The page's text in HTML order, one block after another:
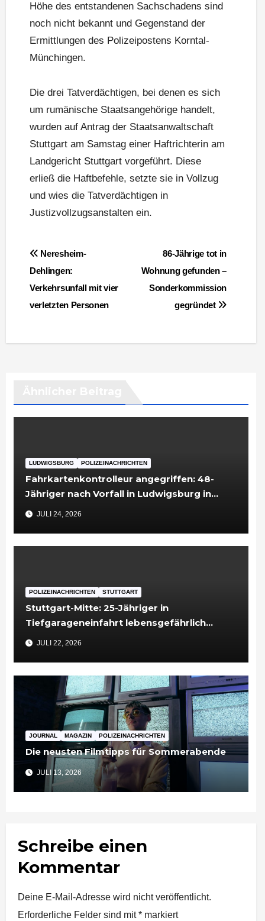
Höhe des entstandenen Sachschadens sind
noch nicht bekannt und Gegenstand der
Ermittlungen des Polizeipostens Korntal-
Münchingen.
Die drei Tatverdächtigen, bei denen es sich
um rumänische Staatsangehörige handelt,
wurden auf Antrag der Staatsanwaltschaft
Stuttgart am Samstag einer Haftrichterin am
Landgericht Stuttgart vorgeführt. Diese
erließ die Haftbefehle, setzte sie in Vollzug
und wies die Tatverdächtigen in
Justizvollzugsanstalten ein.
Beitragsnavigation
86-Jährige tot in
Wohnung gefunden –
Sonderkommission
gegründet
Neresheim-
Dehlingen:
Verkehrsunfall mit vier
verletzten Personen
LUDWIGSBURG POLIZEINACHRICHTEN
Fahrkartenkontrolleur angegriffen: 48-
Jähriger nach Vorfall in Ludwigsburg in
Untersuchungshaft
JULI 24, 2026
POLIZEINACHRICHTEN STUTTGART
Stuttgart-Mitte: 25-Jähriger in
Tiefgarageneinfahrt lebensgefährlich
verletzt
JULI 22, 2026
JOURNAL MAGAZIN POLIZEINACHRICHTEN
Die neusten Filmtipps für Sommerabende
JULI 13, 2026
Schreibe einen
Kommentar
Deine E-Mail-Adresse wird nicht veröffentlicht.
Erforderliche Felder sind mit* markiert